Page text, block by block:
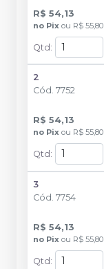
R$ 54,13
no Pix ou R$ 55,80
Qtd:
2
Cód. 7752
R$ 54,13
no Pix ou R$ 55,80
Qtd :
3
Cód. 7754
R$ 54,13
no Pix ou R$ 55,80
Qtd :